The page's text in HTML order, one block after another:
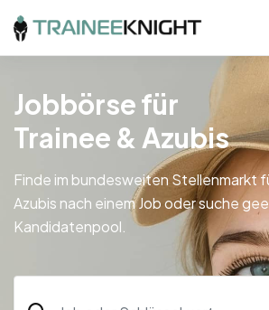
Jobbörse für
Trainee & Azubis
Finde im bundesweiten Stellenmarkt
Azubis nach einem Job oder suche
Kandidatenpool.